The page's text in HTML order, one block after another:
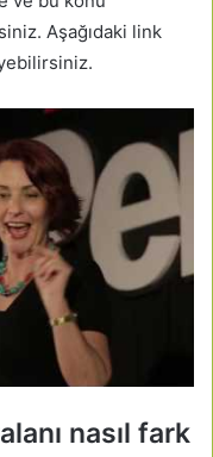
Aşağıdaki link
nasıl fark